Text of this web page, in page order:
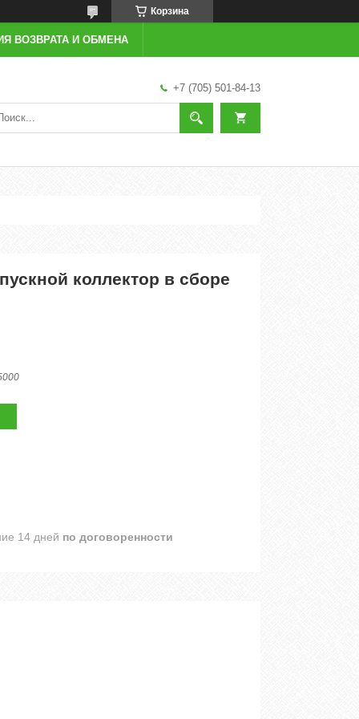
Корзина
ВОЗВРАТА И ОБМЕНА
+7 (705) 501-84-13
коллектор в сборе
14 дней по договоренности